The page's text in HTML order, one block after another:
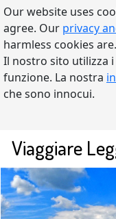
Our website uses
agree. Our privacy
harmless cookies are.
Il nostro sito utilizza
funzione. La nostra
che sono innocui.
Viaggiare